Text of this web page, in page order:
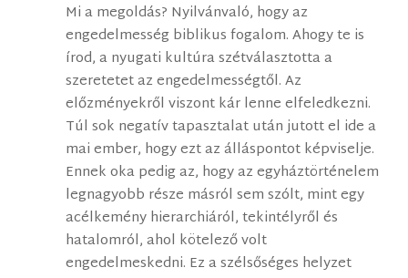
Mi a megoldás? Nyilvánvaló, hogy az
engedelmesség biblikus fogalom. Ahogy te is
írod, a nyugati kultúra szétválasztotta a
szeretetet az engedelmességtől. Az
előzményekről viszont kár lenne elfeledkezni.
Túl sok negatív tapasztalat után jutott el ide a
mai ember, hogy ezt az álláspontot képviselje.
Ennek oka pedig az, hogy az egyháztörténelem
legnagyobb része másról sem szólt, mint egy
acélkemény hierarchiáról, tekintélyről és
hatalomról, ahol kötelező volt
engedelmeskedni. Ez a szélsőséges helyzet